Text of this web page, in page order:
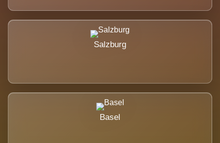
Salzburg
Basel